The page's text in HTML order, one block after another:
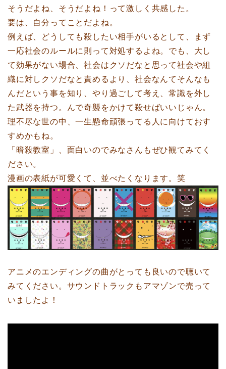
そうだよね、そうだよね！って激しく共感した。
要は、自分ってことだよね。
例えば、どうしても殺したい相手がいるとして、まず
一応社会のルールに則って対処するよね。でも、大し
て効果がない場合、社会はクソだなと思って社会や組
織に対しクソだなと責めるより、社会なんてそんなも
んだという事を知り、やり過ごして考え、常識を外し
た武器を持つ。んで奇襲をかけて殺せばいいじゃん。
理不尽な世の中、一生懸命頑張ってる人に向けておす
すめかもね。
「暗殺教室」、面白いのでみなさんもぜひ観てみてく
ださい。
漫画の表紙が可愛くて、並べたくなります。笑
アニメのエンディングの曲がとっても良いので聴いて
みてください。サウンドトラックもアマゾンで売って
いましたよ！